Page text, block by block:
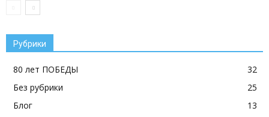
Рубрики
80 лет ПОБЕДЫ
32
Без рубрики
25
Блог
13